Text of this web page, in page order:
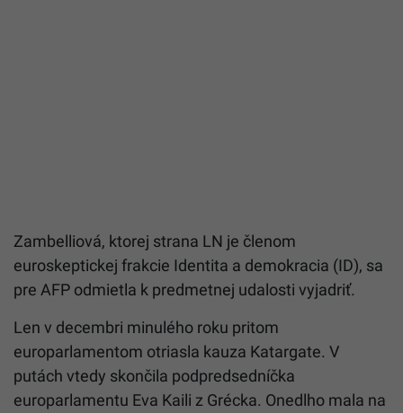
Zambelliová, ktorej strana LN je členom
euroskeptickej frakcie Identita a demokracia (ID), sa
pre AFP odmietla k predmetnej udalosti vyjadriť.
Len v decembri minulého roku pritom
europarlamentom otriasla kauza Katargate. V
putách vtedy skončila podpredsedníčka
europarlamentu Eva Kaili z Grécka. Onedlho mala na